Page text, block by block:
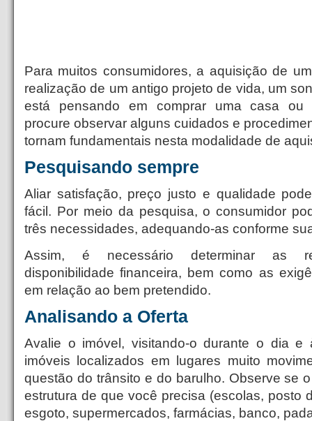
Para muitos consumidores, a aquisição de
realização de um antigo projeto de vida, um
está pensando em comprar uma casa ou
procure observar alguns cuidados e
tornam fundamentais nesta modalidade de
Pesquisando sempre
Aliar satisfação, preço justo e qualidade
fácil. Por meio da pesquisa, o consumidor
três necessidades, adequando-as conforme
Assim, é necessário determinar as
disponibilidade financeira, bem como as
em relação ao bem pretendido.
Analisando a Oferta
Avalie o imóvel, visitando-o durante o dia
imóveis localizados em lugares muito
questão do trânsito e do barulho. Observe se
estrutura de que você precisa (escolas, posto
esgoto, supermercados, farmácias, banco,